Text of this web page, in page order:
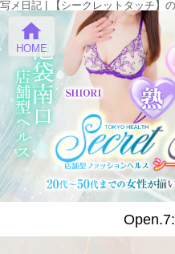
home
HOME